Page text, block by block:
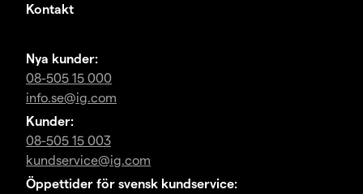
Kontakt
Nya kunder:
08-505 15 000
info.se@ig.com
Kunder:
08-505 15 003
kundservice@ig.com
Öppettider för svensk kundservice: